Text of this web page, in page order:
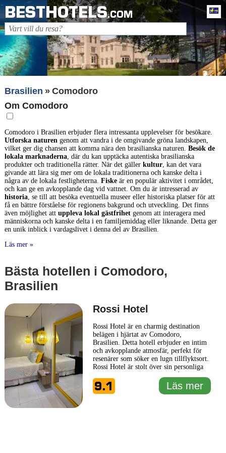
BESTHOTELS.COM
Brasilien
Comodoro
Om Comodoro
Comodoro i Brasilien erbjuder flera intressanta upplevelser för besökare.
Utforska naturengenom att vandra i de omgivande gröna landskapen,
vilket ger dig chansen att komma nära den brasilianska naturen. Besök de
lokala marknaderna, där du kan upptäcka autentiska brasilianska
produkter och traditionella rätter. När det gäller kultur, kan det vara
givande att lära sig mer om de lokala traditionerna och kanske delta i
några av de lokala festligheterna. Fiskeär en populär aktivitet i området,
och kan ge en avkopplande dag vid vattnet. Om du är intresserad av
historia, se till att besöka eventuella museer eller historiska platser för att
få en bättre förståelse för regionens bakgrund och utveckling. Det finns
även möjlighet att uppleva lokal gästfrihetgenom att interagera med
människorna och kanske delta i en familjemiddag eller liknande. Detta ger
en unik inblick i vardagslivet i denna del av Brasilien.
Läs mer »
Bästa hotellen i Comodoro,
Brasilien
Rossi Hotel
Rossi Hotel är en charmig destination
belägen i hjärtat av Comodoro,
Brasilien. Detta hotell erbjuder en intim
och avkopplande atmosfär, perfekt för
resenärer som söker en lugn tillflyktsort.
Rossi Hotel är stolt över sin personliga
vilket förhöjer upplevelsen för varje
gäst. Rummen på Rossi Hotel är
9.1 Läs mer